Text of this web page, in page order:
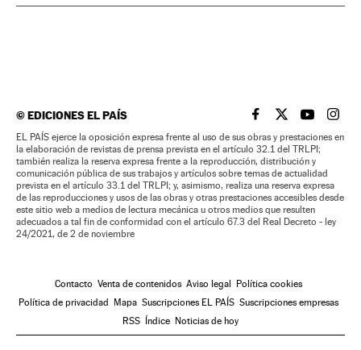
©EDICIONES EL PAÍS EL PAÍS BRASIL EN
EL PAÍSEL PAÍS
EL
EL PAÍS ejerce la oposición expresa frente al uso de sus obras y prestaciones en
la elaboración de revistas de prensa prevista en el artículo 32.1 del TRLPI;
también realiza la reserva expresa frente a la reproducción, distribución y
comunicación pública de sus trabajos y artículos sobre temas de actualidad
prevista en el artículo 33.1 del TRLPI; y, asimismo, realiza una reserva expresa
de las reproducciones y usos de las obras y otras prestaciones accesibles desde
este sitio web a medios de lectura mecánica u otros medios que resulten
adecuados a tal fin de conformidad con el artículo 67.3 del Real Decreto - ley
24/2021, de 2 de noviembre
Contacto Venta de contenidos Aviso legal Política cookies
Política de privacidad Mapa Suscripciones EL PAÍS Suscripciones empresas
RSS Índice Noticias de hoy